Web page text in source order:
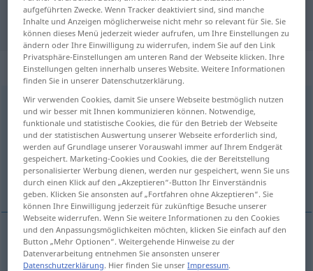
"torkeln" Französisch Übersetzung
„torkeln“: intransitives Verb
torkeln [ˈtɔrkəln]v/i <e̸;+ indication de directions. > UMG
Übersicht aller Übersetzungen
(Für mehr Details die Übersetzung anklicken/antippen)
tituber, zigzaguer
tituber torkeln
aufgeführten Zwecke. Wenn Tracker deaktiviert sind, sind manche
Inhalte und Anzeigen möglicherweise nicht mehr so relevant für Sie. Sie
können dieses Menü jederzeit wieder aufrufen, um Ihre Einstellungen zu
ändern oder Ihre Einwilligung zu widerrufen, indem Sie auf den Link
Privatsphäre-Einstellungen am unteren Rand der Webseite klicken. Ihre
Einstellungen gelten innerhalb unseres Website. Weitere Informationen
finden Sie in unserer Datenschutzerklärung.
Wir verwenden Cookies, damit Sie unsere Webseite bestmöglich nutzen
und wir besser mit Ihnen kommunizieren können. Notwendige,
funktionale und statistische Cookies, die für den Betrieb der Webseite
und der statistischen Auswertung unserer Webseite erforderlich sind,
werden auf Grundlage unserer Vorauswahl immer auf Ihrem Endgerät
gespeichert. Marketing-Cookies und Cookies, die der Bereitstellung
personalisierter Werbung dienen, werden nur gespeichert, wenn Sie uns
durch einen Klick auf den „Akzeptieren“-Button Ihr Einverständnis
geben. Klicken Sie ansonsten auf „Fortfahren ohne Akzeptieren“. Sie
können Ihre Einwilligung jederzeit für zukünftige Besuche unserer
Webseite widerrufen. Wenn Sie weitere Informationen zu den Cookies
und den Anpassungsmöglichkeiten möchten, klicken Sie einfach auf den
Button „Mehr Optionen“. Weitergehende Hinweise zu der
Datenverarbeitung entnehmen Sie ansonsten unserer
Datenschutzerklärung. Hier finden Sie unserImpressum.